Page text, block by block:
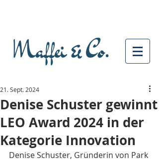
Denise Schuster gewinnt
LEO Award 2024 in der
Kategorie Innovation
21. Sept. 2024
Denise Schuster, Gründerin von Park